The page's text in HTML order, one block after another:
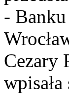
-
Cezary